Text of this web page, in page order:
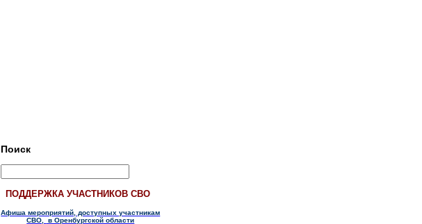
Поиск
ПОДДЕРЖКА УЧАСТНИКОВ СВО
Афиша мероприятий, доступных участникам
СВО,
в Оренбургской области